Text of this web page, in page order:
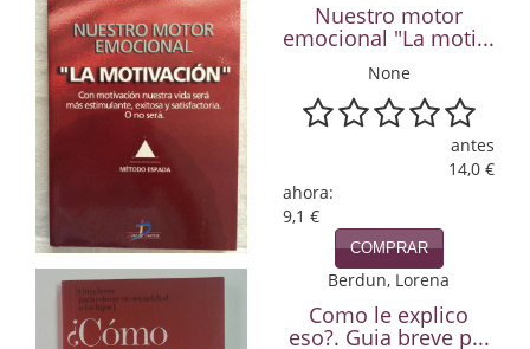
Ensayo
Ensayo literario
Filosofía
Física y Química
Física y química
Guerra Civil Española
Historia
Nuestro motor
emocional "La moti...
None
antes
14,0 €
ahora:
9,1 €
COMPRAR
Berdun, Lorena
Como le explico
eso?. Guia breve p...